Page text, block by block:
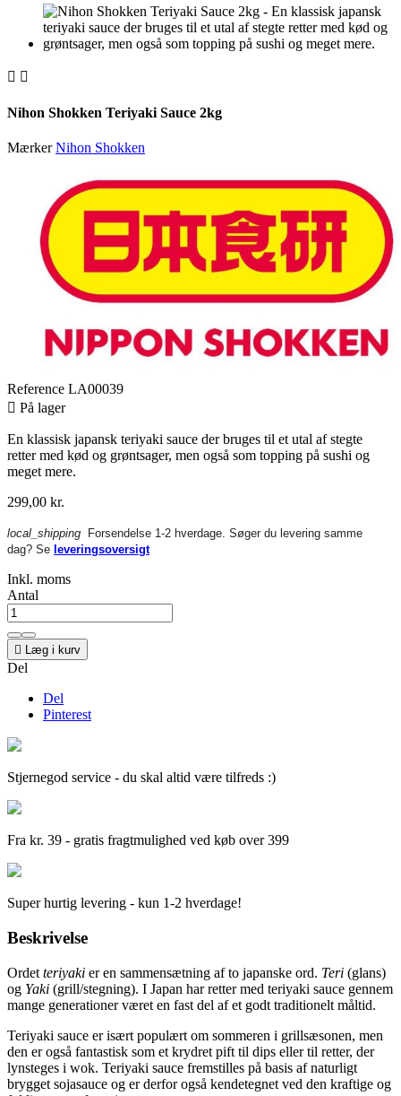
 
Nihon Shokken Teriyaki Sauce 2kg
MærkerNihon Shokken
Reference LA00039
 På lager
En klassisk japansk teriyaki sauce der bruges til et utal af stegte
retter med kød og grøntsager, men også som topping på sushi og
meget mere.
299,00 kr.
local_shipping
Forsendelse 1-2 hverdage. Søger du levering samme
dag? Se leveringsoversigt
Inkl. moms
Antal
 Læg i kurv
Del
Del
Pinterest
Stjernegod service - du skal altid være tilfreds :)
Fra kr. 39 - gratis fragtmulighed ved køb over 399
Super hurtig levering - kun 1-2 hverdage!
Beskrivelse
Ordet teriyaki er en sammensætning af to japanske ord. Teri (glans)
og Yaki (grill/stegning). I Japan har retter med teriyaki sauce gennem
mange generationer været en fast del af et godt traditionelt måltid.
Teriyaki sauce er isært populært om sommeren i grillsæsonen, men
den er også fantastisk som et krydret pift til dips eller til retter, der
lynsteges i wok. Teriyaki sauce fremstilles på basis af naturligt
brygget sojasauce og er derfor også kendetegnet ved den kraftige og